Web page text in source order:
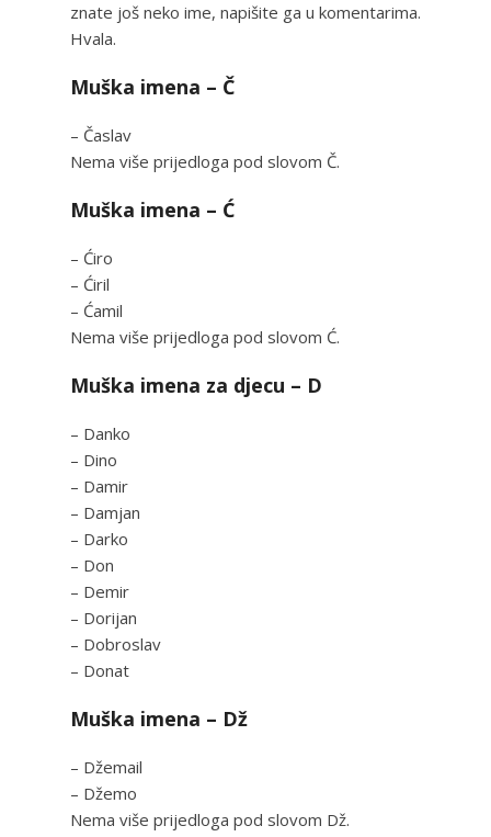
znate još neko ime, napišite ga u komentarima.
Hvala.
Muška imena – Č
– Časlav
Nema više prijedloga pod slovom Č.
Muška imena – Ć
– Ćiro
– Ćiril
– Ćamil
Nema više prijedloga pod slovom Ć.
Muška imena za djecu – D
– Danko
– Dino
– Damir
– Damjan
– Darko
– Don
– Demir
– Dorijan
– Dobroslav
– Donat
Muška imena – Dž
– Džemail
– Džemo
Nema više prijedloga pod slovom Dž.